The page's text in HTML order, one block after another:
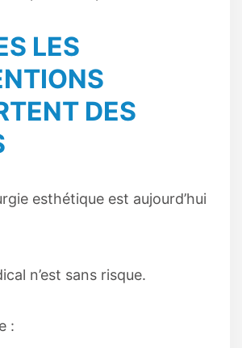
LES
DES
esthétique est aujourd’hui
n’est sans risque.
: